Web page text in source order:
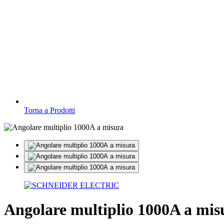
Torna a Prodotti
Angolare multiplio 1000A a